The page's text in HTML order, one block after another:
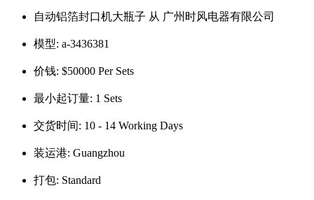
自动铝箔封口机大瓶子 从 广州时风电器有限公司
模型: a-3436381
价钱: $50000 Per Sets
最小起订量: 1 Sets
交货时间: 10 - 14 Working Days
装运港: Guangzhou
打包: Standard